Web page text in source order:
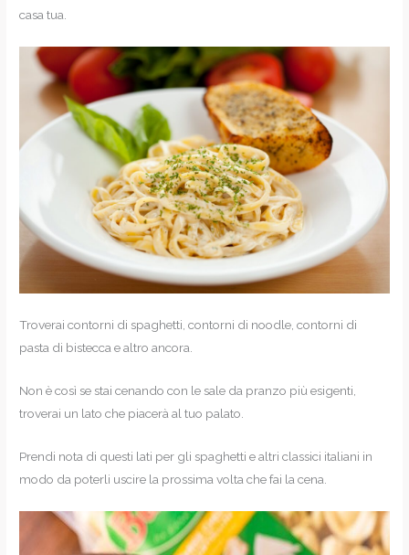
casa tua.
Troverai contorni di spaghetti, contorni di noodle, contorni di
pasta di bistecca e altro ancora.
Non è così se stai cenando con le sale da pranzo più esigenti,
troverai un lato che piacerà al tuo palato.
Prendi nota di questi lati per gli spaghetti e altri classici italiani in
modo da poterli uscire la prossima volta che fai la cena.